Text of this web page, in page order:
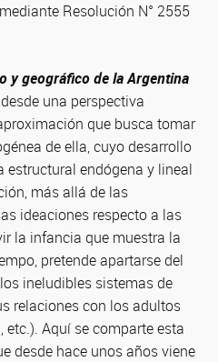
Resolución N° 2555
y geográfico de la Argentina
una perspectiva
que busca tomar
de ella, cuyo desarrollo
estructural endógena y lineal
más allá de las
ideaciones respecto a las
la infancia que muestra la
pretende apartarse del
ineludibles sistemas de
relaciones con los adultos
Aquí se comparte esta
desde hace unos años viene